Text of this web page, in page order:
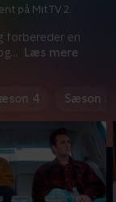
forbereder en
... Læs mere
på Mit TV 2.
4 Sæson 5